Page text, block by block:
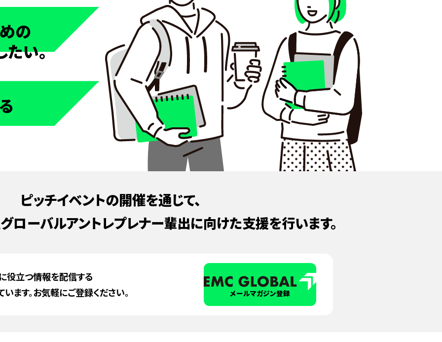
の
い。
ピッチイベントの開催を通じて、
ローバルアントレプレナー輩出に向けた支援を行います。
役立つ情報を配信する
ます。お気軽にご登録ください。 メールマガジン登録